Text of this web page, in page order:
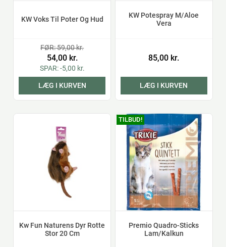
KW Voks Til Poter Og Hud
FØR: 59,00 kr.
54,00 kr.
SPAR: -5,00 kr.
LÆG I KURVEN
KW Potespray M/Aloe
Vera
85,00 kr.
LÆG I KURVEN
Kw Fun Naturens Dyr Rotte
Stor 20 Cm
Premio Quadro-Sticks
Lam/Kalkun
TILBUD!